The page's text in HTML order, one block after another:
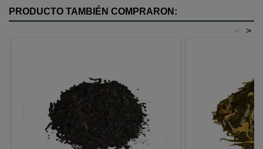
PRODUCTO TAMBIÉN COMPRARON:
>
<